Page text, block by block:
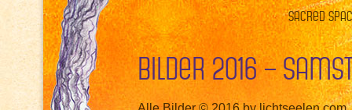
Sacred
Bilder 2016 –